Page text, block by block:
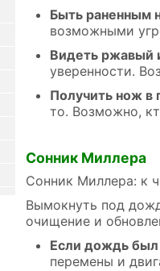
Быть раненным
возможными
Видеть ржавый
уверенности.
Получить нож в
то. Возможно,
Сонник Миллера
Сонник Миллера: к
Вымокнуть под
очищение и
Если дождь
перемены и